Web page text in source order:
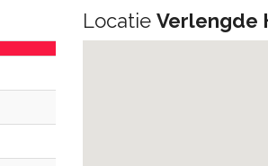
Locatie Verlengde